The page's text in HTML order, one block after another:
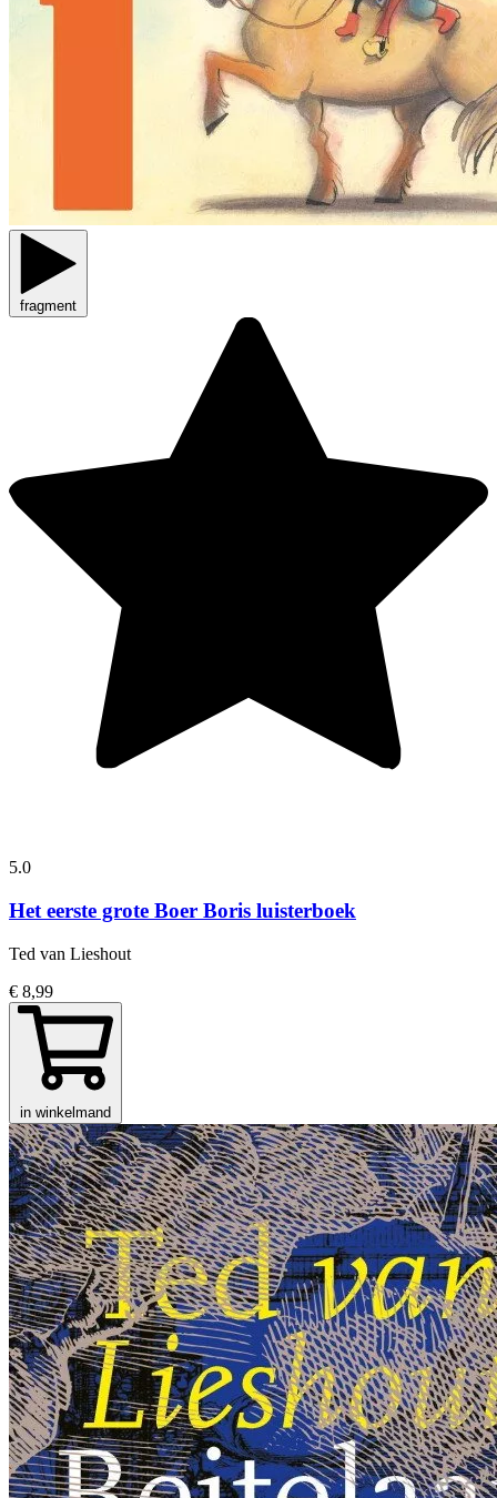
fragment
5.0
Het eerste grote Boer Boris luisterboek
Ted van Lieshout
€ 8,99
in winkelmand